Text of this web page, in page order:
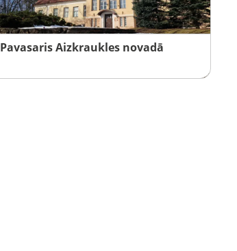
Pavasaris Aizkraukles novadā